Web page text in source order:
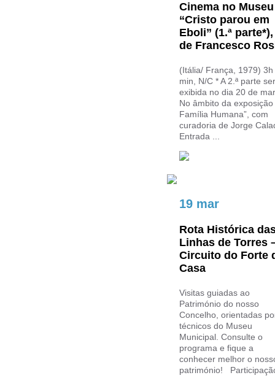
Cinema no Museu |
“Cristo parou em
Eboli” (1.ª parte*),
de Francesco
(Itália/ França, 1979) 3h
min, N/C * A 2.ª parte
exibida no dia 20 de
No âmbito da exposição
Família Humana”, com
curadoria de Jorge
Entrada ...
19 mar
Rota Histórica
Linhas de Torres
Circuito do Forte
Casa
Visitas guiadas ao
Património do nosso
Concelho, orientadas
técnicos do Museu
Municipal. Consulte o
programa e fique a
conhecer melhor o
património! Participação